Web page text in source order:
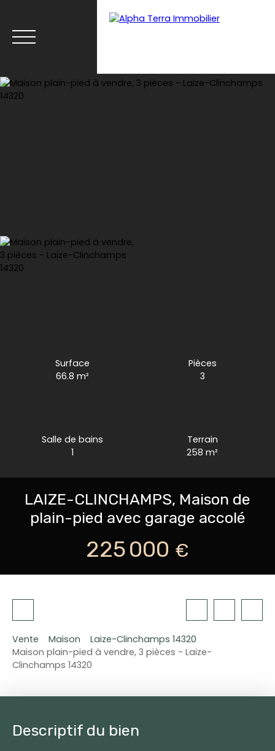
Espace client
Surface
66.8m²
Pièces
3
Salle de bains
1
Terrain
258m²
LAIZE-CLINCHAMPS, Maison de
plain-pied avec garage accolé
225 000 €
Vente Maison
Laize-Clinchamps 14320
Maison plain-pied à vendre, 3 pièces - Laize-
Clinchamps 14320
Descriptif du bien